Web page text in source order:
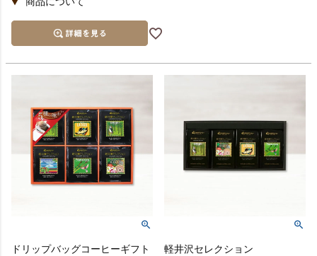
ドリップバッグコーヒーギフト
軽井沢セレクション